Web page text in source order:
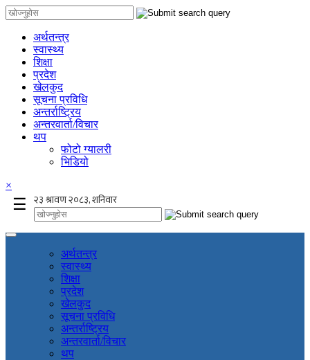
अर्थतन्त्र
स्वास्थ्य
शिक्षा
प्रदेश
खेलकुद
सूचना प्रविधि
अन्तर्राष्ट्रिय
अन्तरवार्ता/विचार
थप
फोटो ग्यालरी
भिडियो
×
☰
अर्थतन्त्र
स्वास्थ्य
शिक्षा
प्रदेश
खेलकुद
सूचना प्रविधि
अन्तर्राष्ट्रिय
अन्तरवार्ता/विचार
थप